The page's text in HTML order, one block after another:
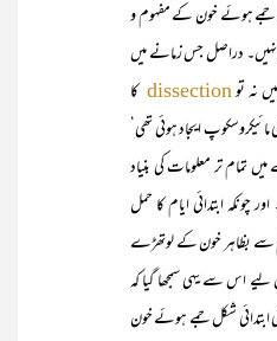
جمے ہوئے خون کے مفہوم و
نہیں۔ دراصل جس زمانے میں
نہ توdissection کا
مائیکروسکوپ ایجاد ہوئی تھی‘
تمام تر معلومات کی بنیاد
چونکہ ابتدائی ایام کا حمل
بظاہر خون کے لوتھڑے
اس سے یہی سمجھا گیا کہ
کی ابتدائی شکل جمے ہوئے خون